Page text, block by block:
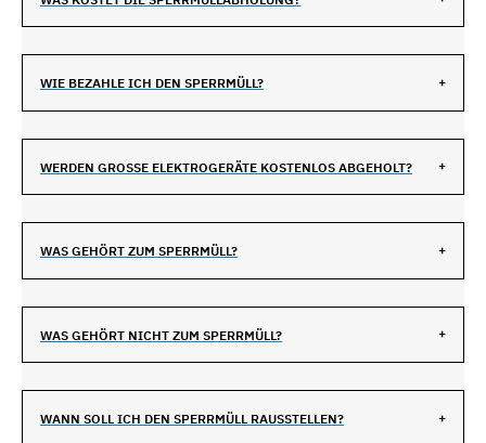
WIE BEZAHLE ICH DEN SPERRMÜLL?
WERDEN GROSSE ELEKTROGERÄTE KOSTENLOS ABGEHOLT?
WAS GEHÖRT ZUM SPERRMÜLL?
WAS GEHÖRT NICHT ZUM SPERRMÜLL?
WANN SOLL ICH DEN SPERRMÜLL RAUSSTELLEN?